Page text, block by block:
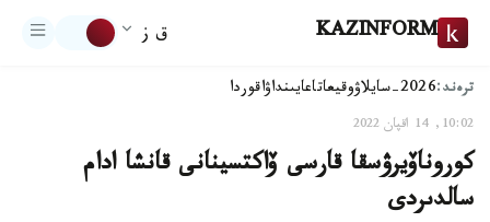
KAZINFORM ق ز
ترەند:2026-سايلاۋ وقيعاتاعايىنداۋاقوردا
10:02, 14 اقپان 2022
كوروناۆيرۋسقا قارسى ۆاكتسينانى قانشا ادام
سالدىردى